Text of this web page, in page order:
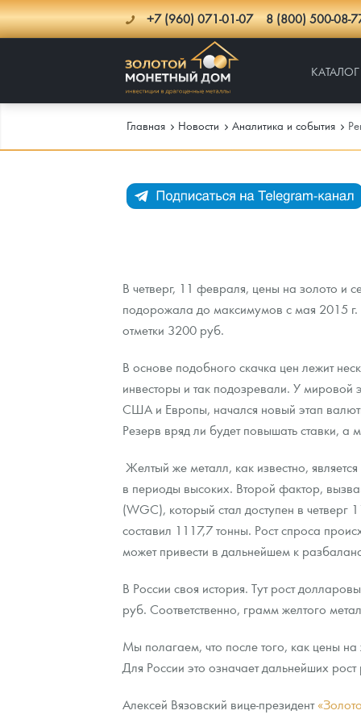
+7 (960) 071-01-07 8 (800) 500-08-
КАТАЛОГ
Каталог
Монеты Россия и СССР
Иностранные
Памятные и старинные монеты
Памятные монеты России и СССР
Монеты Царской России
Монеты стран мира после 1950г
Монеты и жетоны ЗМД
Георгий Победоносец
Золотой червонец Сеятель
Золотые слитки
Аксессуары
Гарри Поттер
Год Лошади
Жетоны "Необыкновенные обитатели глубин"
Ювелирные изделия
Подлинность монет
Клуб ЗМД
Выкуп монет
Выкуп серебряных монет
Вопрос - ответ
Памятка для работы с монетами из драгметаллов
Условия возврата
Монеты
Политика использования Cookies
Положение по обработке и защите персональных
Услуги
Подбор монет
Распродажа монет и жетонов
Аналитика и события
Итоги 2025 года. Прогноз курсов золота,
Cтатьи
Георгий Победоносец - динамика цен
Котировки
Курс золота и серебра
Лом выкуп
Скупка слитков
Контакты
О нас
Наши преимущества
Письмо директору
Главная Новости Аналитика и события
В четверг, 11 февраля, цены на золото и
подорожала до максимумов с мая 2015
отметки 3200 руб.
В основе подобного скачка цен лежит
инвесторы и так подозревали. У
США и Европы, начался новый этап
Резерв вряд ли будет повышать ставки,
Желтый же металл, как известно,
в периоды высоких. Второй фактор,
(WGC), который стал доступен в четверг
составил 1117,7 тонны. Рост спроса
может привести в дальнейшем к
В России своя история. Тут рост
руб. Соответственно, грамм желтого
Мы полагаем, что после того, как цены
Для России это означает дальнейших
Алексей Вязовский вице-президент